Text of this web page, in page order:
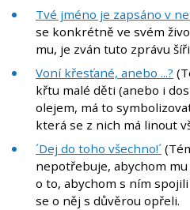
Tvé jméno je zapsáno v
se konkrétně ve svém
mu, je zván tuto zprávu
Voní křesťané, anebo ...?
křtu malé děti (anebo i
olejem, má to
která se z nich má linout
´Dej do toho všechno!´
nepotřebuje, abychom
o to, abychom s ním
se o něj s důvěrou opřeli.